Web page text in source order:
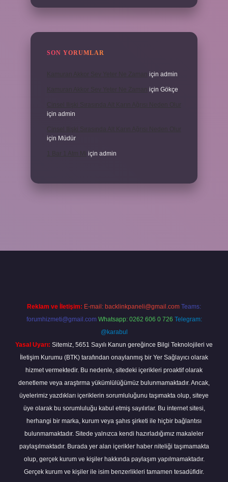
SON YORUMLAR
için admin
için Gökçe
için admin
için Müdür
için admin
Reklam ve İletişim: E-mail: backlinkpaneli@gmail.com Teams:
forumhizmeti@gmail.com Whatsapp: 0262 606 0 726 Telegram:
@karabul
Yasal Uyarı: Sitemiz, 5651 Sayılı Kanun gereğince Bilgi Teknolojileri ve
İletişim Kurumu (BTK) tarafından onaylanmış bir Yer Sağlayıcı olarak
hizmet vermektedir. Bu nedenle, sitedeki içerikleri proaktif olarak
denetleme veya araştırma yükümlülüğümüz bulunmamaktadır. Ancak,
üyelerimiz yazdıkları içeriklerin sorumluluğunu taşımakta olup, siteye
üye olarak bu sorumluluğu kabul etmiş sayılırlar. Bu internet sitesi,
herhangi bir marka, kurum veya şahıs şirketi ile hiçbir bağlantısı
bulunmamaktadır. Sitede yalnızca kendi hazırladığımız makaleler
paylaşılmaktadır. Burada yer alan içerikler haber niteliği taşımamakta
olup, gerçek kurum ve kişiler hakkında paylaşım yapılmamaktadır.
Gerçek kurum ve kişiler ile isim benzerlikleri tamamen tesadüfidir.